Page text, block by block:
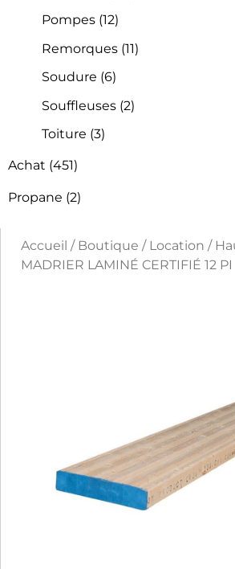
Pompes (12)
Remorques (11)
Soudure (6)
Souffleuses (2)
Toiture (3)
Achat (451)
Propane (2)
Accueil / Boutique / Location /
MADRIER LAMINÉ CERTIFIÉ 12 PI